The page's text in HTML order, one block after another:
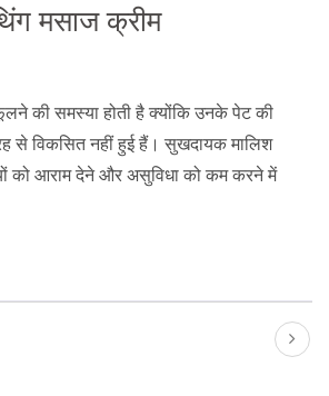
मसाज क्रीम
की समस्या होती है क्योंकि उनके पेट की
से विकसित नहीं हुई हैं। सुखदायक मालिश
को आराम देने और असुविधा को कम करने में